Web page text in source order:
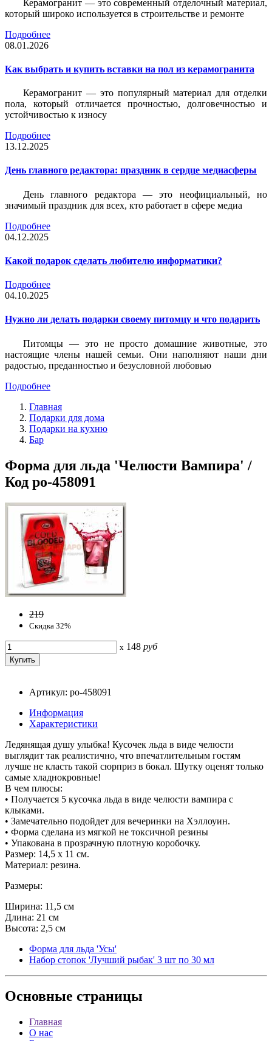
Керамогранит — это современный отделочный материал,
который широко используется в строительстве и ремонте
Подробнее
08.01.2026
Как выбрать и купить вставки на пол из керамогранита
Керамогранит — это популярный материал для отделки
пола, который отличается прочностью, долговечностью и
устойчивостью к износу
Подробнее
13.12.2025
День главного редактора: праздник в сердце медиасферы
День главного редактора — это неофициальный, но
значимый праздник для всех, кто работает в сфере медиа
Подробнее
04.12.2025
Какой подарок сделать любителю информатики?
Подробнее
04.10.2025
Нужно ли делать подарки своему питомцу и что подарить
Питомцы — это не просто домашние животные, это
настоящие члены нашей семьи. Они наполняют наши дни
радостью, преданностью и безусловной любовью
Подробнее
Главная
Подарки для дома
Подарки на кухню
Бар
Форма для льда 'Челюсти Вампира' /
Код po-458091
219
Скидка 32%
x 148 руб
Артикул: po-458091
Информация
Характеристики
Ледянящая душу улыбка! Кусочек льда в виде челюсти
выглядит так реалистично, что впечатлительным гостям
лучше не класть такой сюрприз в бокал. Шутку оценят только
самые хладнокровные!
В чем плюсы:
• Получается 5 кусочка льда в виде челюсти вампира с
клыками.
• Замечательно подойдет для вечеринки на Хэллоуин.
• Форма сделана из мягкой не токсичной резины
• Упакована в прозрачную плотную коробочку.
Размер: 14,5 х 11 см.
Материал: резина.
Размеры:
Ширина: 11,5 см
Длина: 21 см
Высота: 2,5 см
Форма для льда 'Усы'
Набор стопок 'Лучший рыбак' 3 шт по 30 мл
Основные страницы
Главная
О нас